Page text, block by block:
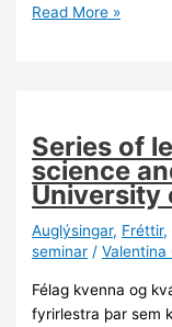
Fyrirlestraröð:
Stelpur
diffra
Read More »
Series of
science
University
Auglýsingar, Fréttir,
seminar /Valentina
Félag kvenna og
fyrirlestra þar sem